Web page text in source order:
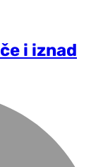
i iznad